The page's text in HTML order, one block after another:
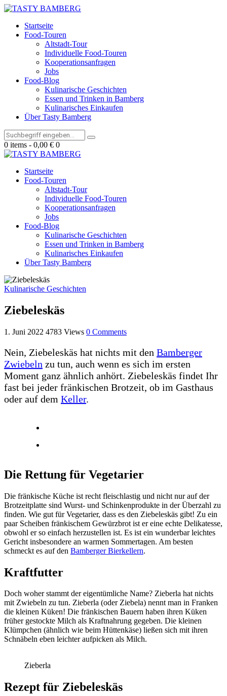
Startseite
Food-Touren
Altstadt-Tour
Individuelle Food-Touren
Kooperationsanfragen
Jobs
Food-Blog
Kulinarische Geschichten
Essen und Trinken in Bamberg
Kulinarisches Einkaufen
Über Tasty Bamberg
0 items - 0,00 € 0
Startseite
Food-Touren
Altstadt-Tour
Individuelle Food-Touren
Kooperationsanfragen
Jobs
Food-Blog
Kulinarische Geschichten
Essen und Trinken in Bamberg
Kulinarisches Einkaufen
Über Tasty Bamberg
Kulinarische Geschichten
Ziebeleskäs
1. Juni 2022 4783 Views 0 Comments
Nein, Ziebeleskäs hat nichts mit den Bamberger
Zwiebeln zu tun, auch wenn es sich im ersten
Moment ganz ähnlich anhört. Ziebeleskäs findet Ihr
fast bei jeder fränkischen Brotzeit, ob im Gasthaus
oder auf dem Keller.
Die Rettung für Vegetarier
Die fränkische Küche ist recht fleischlastig und nicht nur auf der
Brotzeitplatte sind Wurst- und Schinkenprodukte in der Überzahl zu
finden. Wie gut für Vegetarier, dass es den Ziebeleskäs gibt! Zu ein
paar Scheiben fränkischem Gewürzbrot ist er eine echte Delikatesse,
obwohl er so einfach herzustellen ist. Es ist ein wunderbar leichtes
Gericht insbesondere an warmen Sommertagen. Am besten
schmeckt es auf den Bamberger Bierkellern.
Kraftfutter
Doch woher stammt der eigentümliche Name? Zieberla hat nichts
mit Zwiebeln zu tun. Zieberla (oder Ziebela) nennt man in Franken
die kleinen Küken! Die fränkischen Bauern haben ihren Küken
früher gestockte Milch als Kraftnahrung gegeben. Die kleinen
Klümpchen (ähnlich wie beim Hüttenkäse) ließen sich mit ihren
Schnäbeln eben leichter aufpicken als Milch.
Zieberla
Rezept für Ziebeleskäs